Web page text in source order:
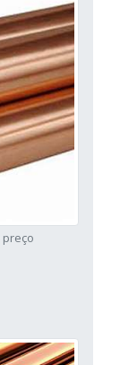
preço